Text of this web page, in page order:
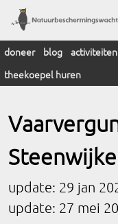
doneer blog activiteiten
theekoepel huren
update: 29 jan
update: 27 mei